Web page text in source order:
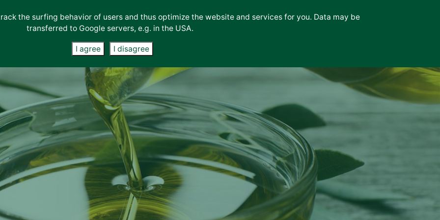
Διαπιστεύσεις
&
Πιστοποιήσεις
News
Επικοινωνία
Contact
Form
Συμβουλευτικές
Η
Εταιρεία
Διαπιστεύσεις &
the surfing behavior of users and thus optimize the website and services for you. Data may be
transferred to Google servers, e.g. in the USA.
I agree I disagree